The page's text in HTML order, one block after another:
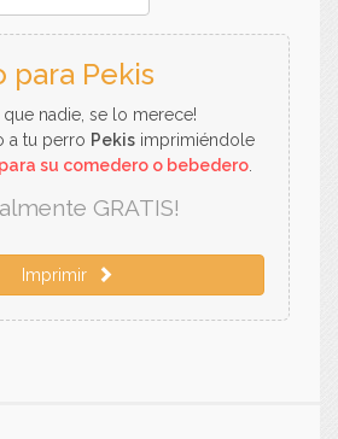
para Pekis
que nadie, se lo merece!
a tu perro Pekis imprimiéndole
su comedero o bebedero.
GRATIS!
Imprimir